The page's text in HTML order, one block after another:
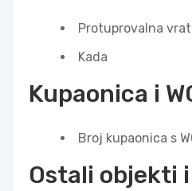
Protuprovalna
Kada
Kupaonica i
Broj kupaonica s
Ostali objekti